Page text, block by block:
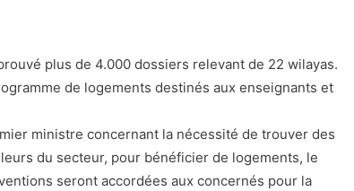
plus de 4.000 dossiers relevant de 22 wilayas.
de logements destinés aux enseignants et
ministre concernant la nécessité de trouver des
du secteur, pour bénéficier de logements, le
seront accordées aux concernés pour la